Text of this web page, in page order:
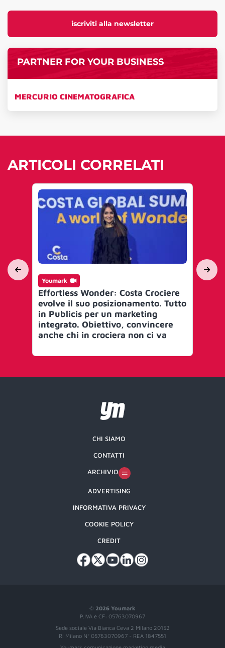
iscriviti alla newsletter
PARTNER FOR YOUR BUSINESS
MERCURIO CINEMATOGRAFICA
ARTICOLI CORRELATI
Youmark
Effortless Wonder: Costa Crociere
evolve il suo posizionamento. Tutto
in Publicis per un marketing
integrato. Obiettivo, convincere
anche chi in crociera non ci va
© 2026 Youmark
P.IVA e CF: 05763070967
Sede sociale Via Bianca Ceva 2 Milano 20152
RI Milano N° 05763070967 - REA 1847551
CHI SIAMO
CONTATTI
ARCHIVIO
ADVERTISING
INFORMATIVA PRIVACY
COOKIE POLICY
CREDIT